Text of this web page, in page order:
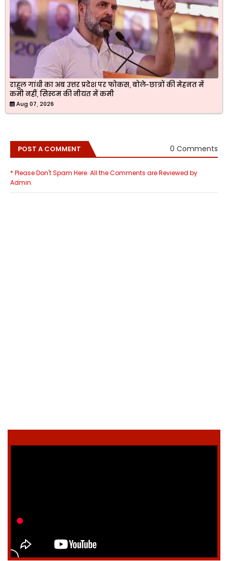
राहुल गांधी का अब उत्तर प्रदेश पर फोकस, बोले-छात्रों की मेहनत में
कमी नहीं, सिस्टम की नीयत में कमी
Aug 07, 2026
POST A COMMENT 0 Comments
* Please Don't Spam Here. All the Comments are Reviewed by
Admin.